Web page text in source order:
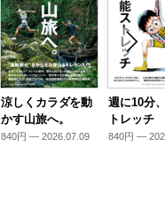
涼しくカラダを動
かす山旅へ。
840円 — 2026.07.09
週に10分
トレッチ
840円 —